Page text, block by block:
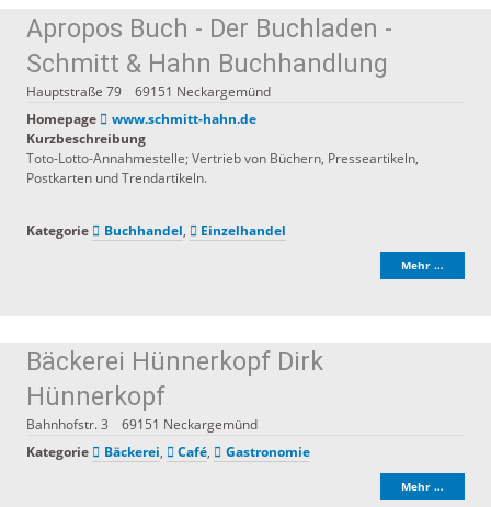
Apropos Buch - Der Buchladen -
Schmitt & Hahn Buchhandlung
Hauptstraße 79 69151 Neckargemünd
Homepage
www.schmitt-hahn.de
Kurzbeschreibung
Toto-Lotto-Annahmestelle; Vertrieb von Büchern, Presseartikeln,
Postkarten und Trendartikeln.
Kategorie Buchhandel, Einzelhandel
Mehr …
Bäckerei Hünnerkopf Dirk
Hünnerkopf
Bahnhofstr. 3 69151 Neckargemünd
Kategorie
Bäckerei, Café, Gastronomie
Mehr …